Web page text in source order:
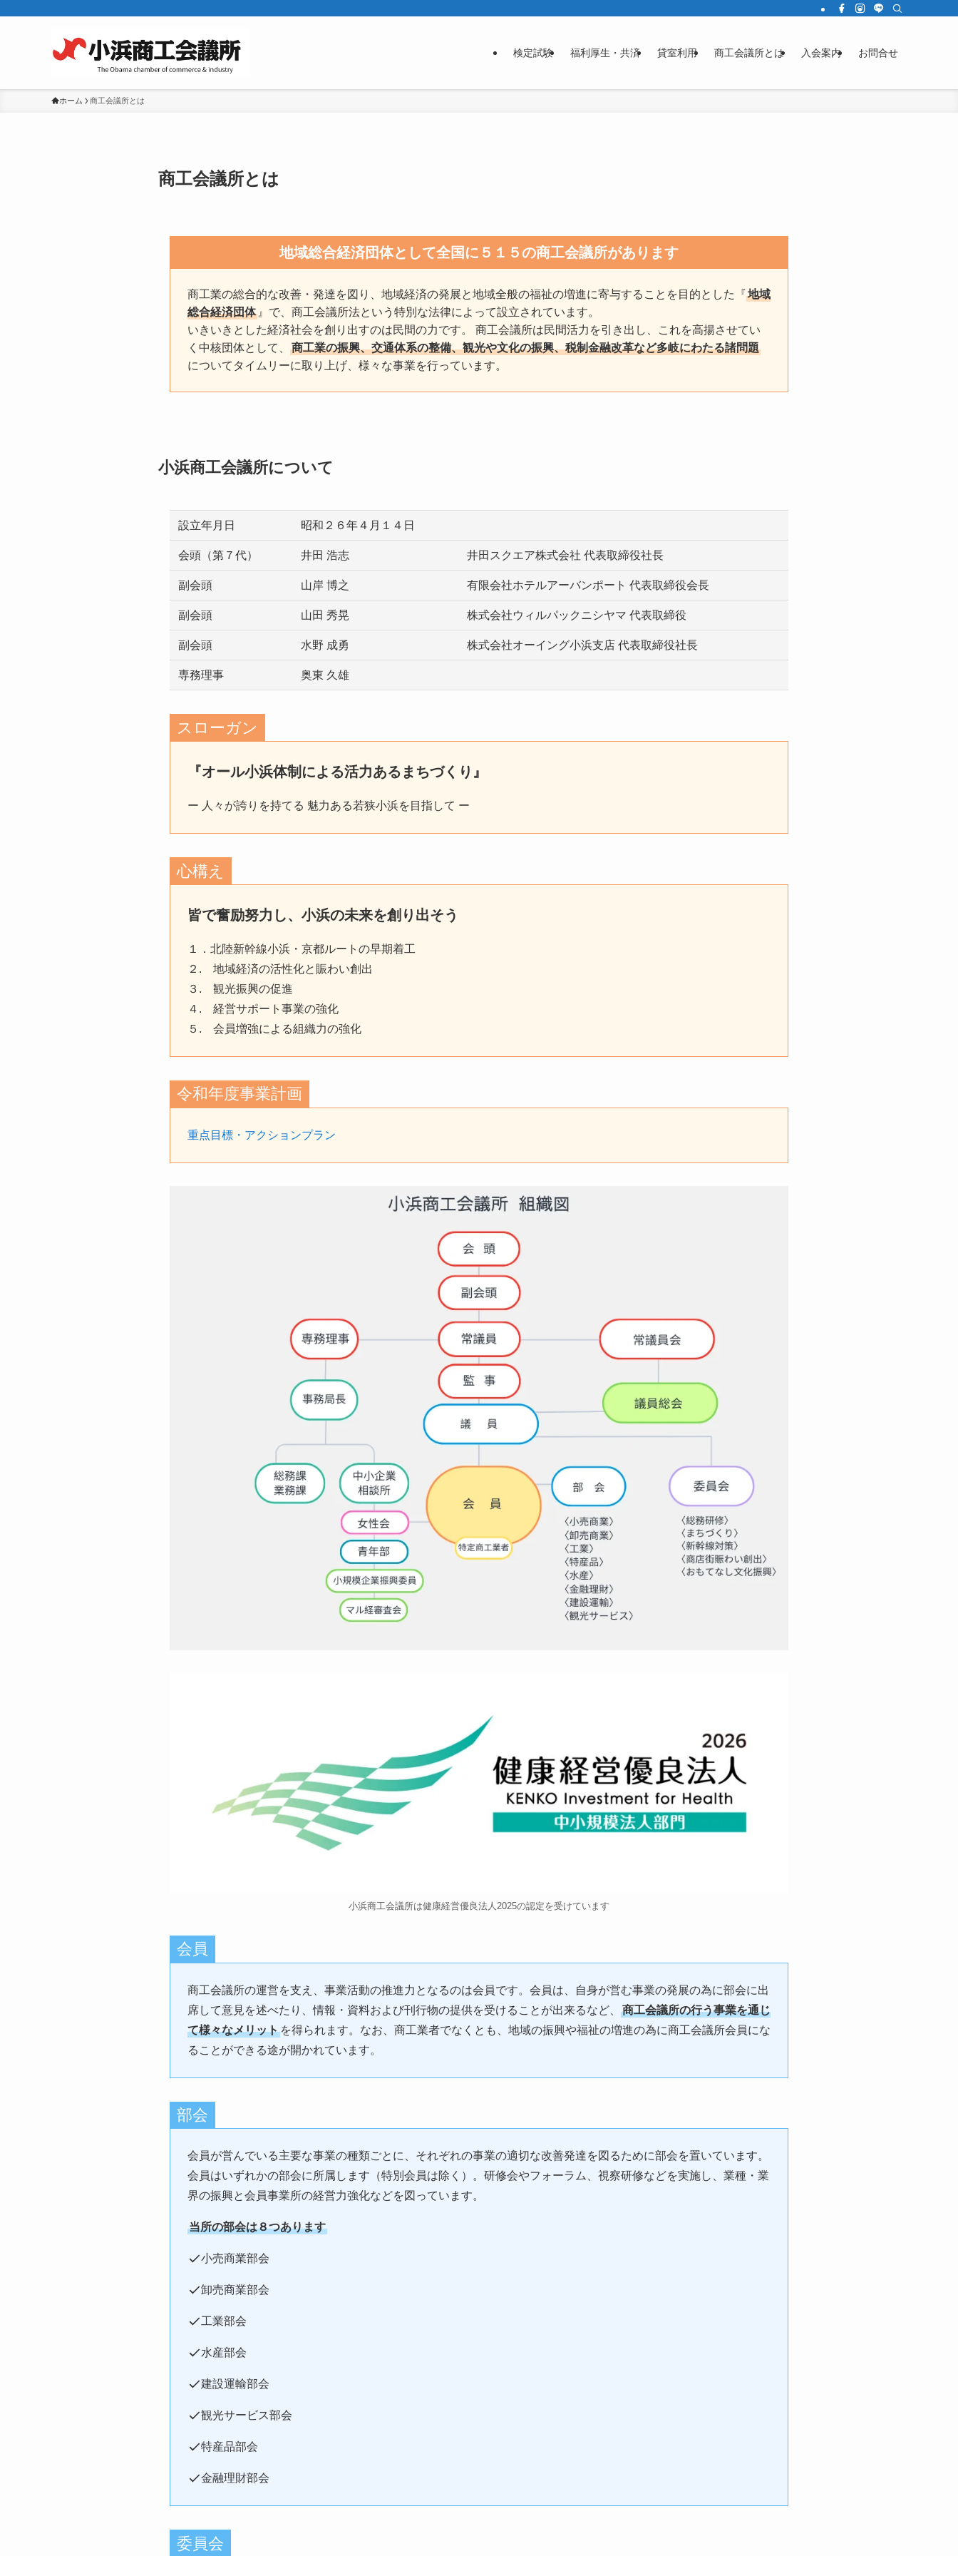
検定試験 福利厚生・共済 貸室利用 商工会議所とは 入会案内 お問合せ
ホーム 商工会議所とは
商工会議所とは
地域総合経済団体として全国に５１５の商工会議所があります
商工業の総合的な改善・発達を図り、地域経済の発展と地域全般の福祉の増進に寄与することを目的とした『地域
総合経済団体 』で、商工会議所法という特別な法律によって設立されています。
いきいきとした経済社会を創り出すのは民間の力です。 商工会議所は民間活力を引き出し、これを高揚させてい
く中核団体として、
商工業の振興、交通体系の整備、観光や文化の振興、税制金融改革など多岐にわたる諸問題
についてタイムリーに取り上げ、様々な事業を行っています。
小浜商工会議所について
設立年月日 昭和２６年４月１４日
会頭（第７代） 井田 浩志 井田スクエア株式会社 代表取締役社長
副会頭 山岸 博之 有限会社ホテルアーバンポート 代表取締役会長
副会頭 山田 秀晃 株式会社ウィルパックニシヤマ 代表取締役
副会頭 水野 成勇 株式会社オーイング小浜支店 代表取締役社長
専務理事 奥東 久雄
スローガン
『オール小浜体制による活力あるまちづくり』
ー 人々が誇りを持てる 魅力ある若狭小浜を目指して ー
心構え
皆で奮励努力し、小浜の未来を創り出そう
１．北陸新幹線小浜・京都ルートの早期着工
２. 地域経済の活性化と賑わい創出
３. 観光振興の促進
４. 経営サポート事業の強化
５. 会員増強による組織力の強化
令和年度事業計画
重点目標・アクションプラン
小浜商工会議所は健康経営優良法人2025の認定を受けています
会員
商工会議所の運営を支え、事業活動の推進力となるのは会員です。会員は、自身が営む事業の発展の為に部会に出
席して意見を述べたり、情報・資料および刊行物の提供を受けることが出来るなど、
商工会議所の行う事業を通じ
て様々なメリット を得られます。なお、商工業者でなくとも、地域の振興や福祉の増進の為に商工会議所会員にな
ることができる途が開かれています。
部会
会員が営んでいる主要な事業の種類ごとに、それぞれの事業の適切な改善発達を図るために部会を置いています。
会員はいずれかの部会に所属します（特別会員は除く）。研修会やフォーラム、視察研修などを実施し、業種・業
界の振興と会員事業所の経営力強化などを図っています。
当所の部会は８つあります
小売商業部会
卸売商業部会
工業部会
水産部会
建設運輸部会
観光サービス部会
特産品部会
金融理財部会
委員会